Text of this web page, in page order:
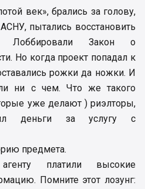
век», брались за голову,
пытались восстановить
Лоббировали Закон о
Но когда проект попадал к
рожки да ножки. И
ни с чем. Что же такого
уже делают ) риэлторы,
деньги за услугу с
предмета.
платили высокие
Помните этот лозунг: